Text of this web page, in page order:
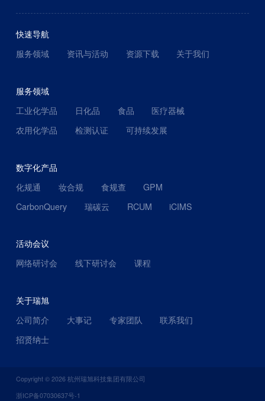
快速导航
服务领域
资讯与活动 资源下载 关于我们
服务领域
工业化学品
日化品 食品
医疗器械
农用化学品
检测认证 可持续发展
数字化产品
化规通
妆合规 食规查
GPM
CarbonQuery
瑞碳云 RCUM iCIMS
活动会议
网络研讨会
线下研讨会 课程
关于瑞旭
公司简介
大事记 专家团队
联系我们
招贤纳士
Copyright © 2026杭州瑞旭科技集团有限公司
浙ICP备07030637号-1